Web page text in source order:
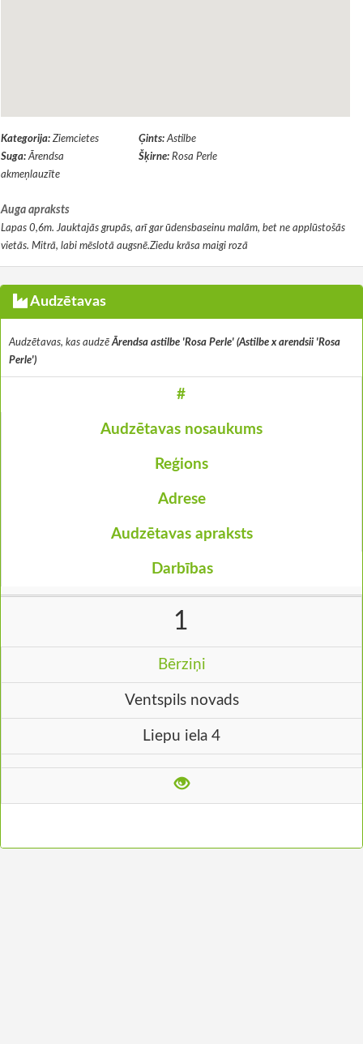
Kategorija: Ziemcietes Ģints: Astilbe
Suga: Ārendsa
akmeņlauzīte
Šķirne: Rosa Perle
Auga apraksts
Lapas 0,6m. Jauktajās grupās, arī gar ūdensbaseinu malām, bet ne applūstošās
vietās. Mitrā, labi mēslotā augsnē.Ziedu krāsa maigi rozā
Audzētavas
Audzētavas, kas audzē Ārendsa astilbe 'Rosa Perle' (Astilbe x arendsii 'Rosa
Perle')
#
Audzētavas nosaukums
Reģions
Adrese
Audzētavas apraksts
Darbības
1
Bērziņi
Ventspils novads
Liepu iela 4